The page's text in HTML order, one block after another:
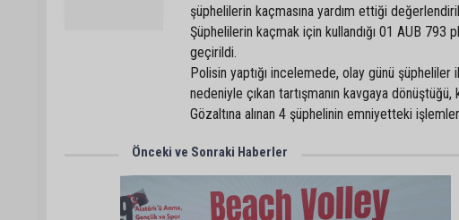
şüphelilerin kaçmasına yardım ettiği
Şüphelilerin kaçmak için kullandığı 01 AUB 793
geçirildi.
Polisin yaptığı incelemede, olay günü şüpheliler
nedeniyle çıkan tartışmanın kavgaya
Gözaltına alınan 4 şüphelinin emniyetteki
Önceki ve Sonraki Haberler